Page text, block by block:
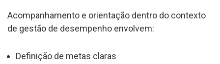
Acompanhamento e orientação dentro do contexto
de gestão de desempenho envolvem:
Definição de metas claras